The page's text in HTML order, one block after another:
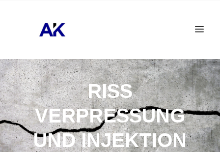
RISS
VERPRESSUNG
UND INJEKTION